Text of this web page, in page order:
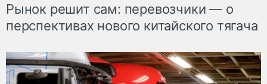
Рынок решит сам: перевозчики — о
перспективах нового китайского тягача